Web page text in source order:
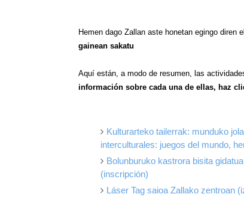
Hemen dago Zallan aste honetan egingo diren
gainean sakatu
Aquí están, a modo de resumen, las
información sobre cada una de ellas, haz
Kulturarteko tailerrak: munduko
interculturales: juegos del mundo,
Bolunburuko kastrora bisita
(inscripción)
Láser Tag saioa Zallako zentroan